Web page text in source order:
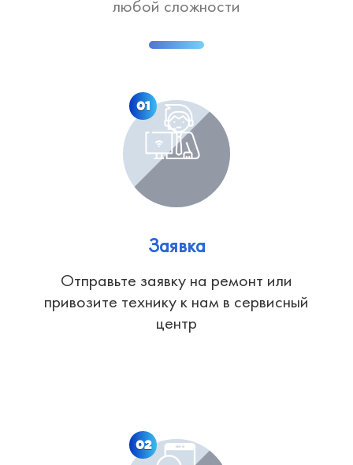
любой сложности
01
Заявка
Отправьте заявку на ремонт или
привозите технику к нам в сервисный
центр
02